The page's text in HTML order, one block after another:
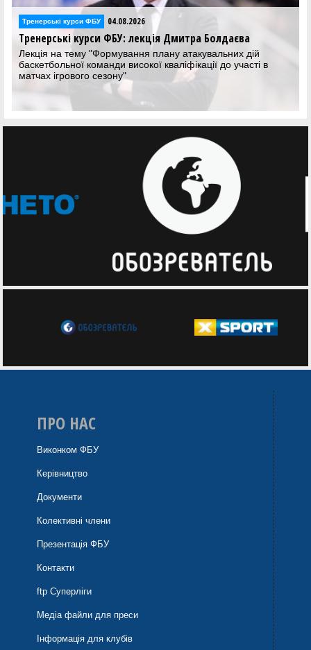
Тренерські курси ФБУ 04.08.2026
Тренерські курси ФБУ: лекція Дмитра Болдаєва
Лекція на тему "Формування плану атакувальних дій
баскетбольної команди високої кваліфікації до участі в
матчах ігрового сезону"
ПРО НАС
Виконком ФБУ
Керівництво
Документи
Колективні члени
Презентація ФБУ
Контакти
ftp Суперліги
Медіа файли для преси
Інформація для клубів